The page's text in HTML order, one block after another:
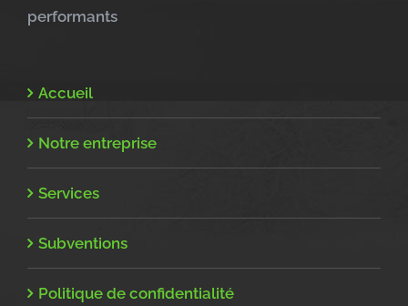
performants
Accueil
Notre entreprise
Services
Subventions
Politique de confidentialité